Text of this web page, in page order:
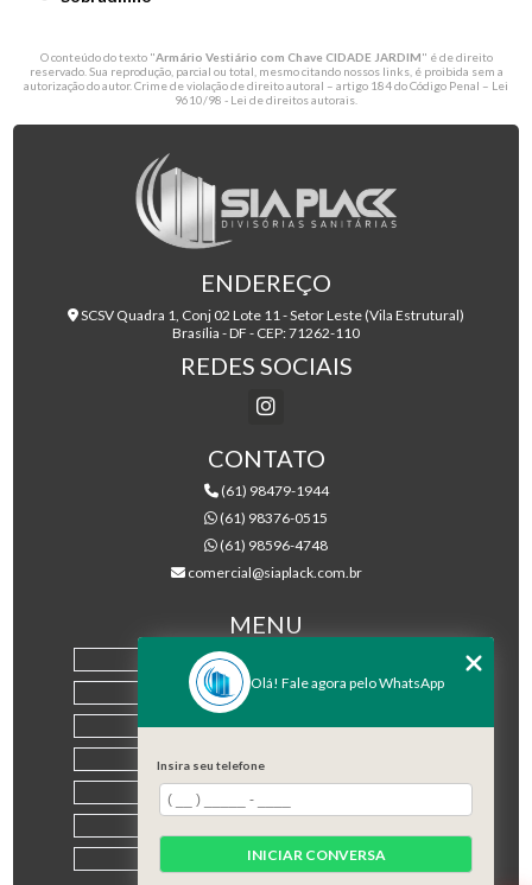
O conteúdo do texto "Armário Vestiário com Chave CIDADE JARDIM" é de direito
reservado. Sua reprodução, parcial ou total, mesmo citando nossos links, é proibida sem a
autorização do autor. Crime de violação de direito autoral – artigo 184 do Código Penal – Lei
9610/98 - Lei de direitos autorais
ENDEREÇO
SCSV Quadra 1, Conj 02 Lote 11 - Setor Leste (Vila Estrutural)
Brasília - DF - CEP: 71262-110
REDES SOCIAIS
CONTATO
(61) 98479-1944
(61) 98376-0515
(61) 98596-4748
comercial@siaplack.com.br
MENU
EMPRESA
PRODUTOS
MAPA DO SITE
Olá! Fale agora pelo WhatsApp
Insira seu telefone
INICIAR CONVERSA